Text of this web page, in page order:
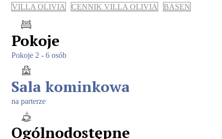
VILLA OLIVIA CENNIK VILLA OLIVIA BASEN
Pokoje
Pokoje 2 - 6 osób
Sala kominkowa
na parterze
Ogólnodostępne